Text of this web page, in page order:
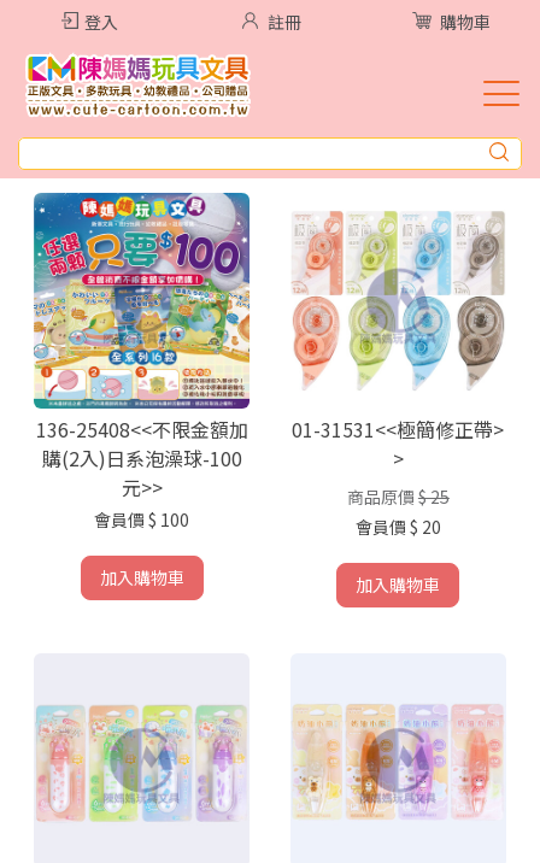
登入 註冊 購物車
136-25408<<不限金額加
購(2入)日系泡澡球-100
元>>
會員價 $ 100
加入購物車
01-31531<<極簡修正帶>
>
商品原價 $ 25
會員價 $ 20
加入購物車